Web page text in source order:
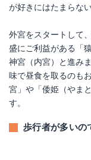
が好きにはたまらな
外宮をスタートして
盛にご利益がある「
神宮（内宮）と進み
味で昼食を取るのも
宮」や「倭姫（やま
す。
歩行者が多いの